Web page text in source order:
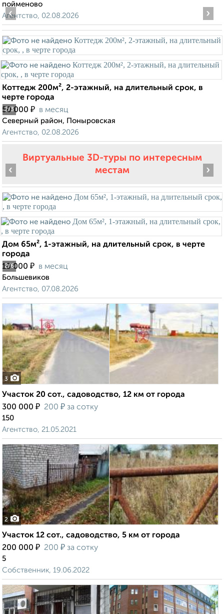
пойменово
Агентство, 02.08.2026
2/3
‹ ›
Коттедж 200м², 2-этажный, на длительный срок, в
черте города
50 000 ₽ в месяц
Северный район, Поныровская
Агентство, 02.08.2026
Виртуальные 3D-туры по интересным
местам
2/6
‹ ›
Дом 65м², 1-этажный, на длительный срок, в черте
города
10 000 ₽ в месяц
Большевиков
Агентство, 07.08.2026
3
Участок 20 сот., садоводство, 12 км от города
300 000 ₽ 200 ₽ за сотку
150
Агентство, 21.05.2021
2
Участок 12 сот., садоводство, 5 км от города
200 000 ₽ 200 ₽ за сотку
5
Собственник, 19.06.2022